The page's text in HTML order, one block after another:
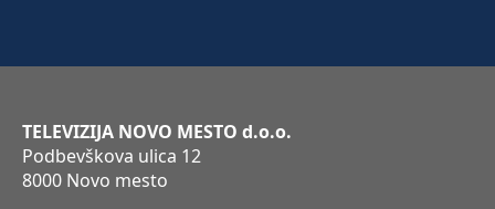
TELEVIZIJA NOVO MESTO d.o.o.
Podbevškova ulica 12
8000 Novo mesto